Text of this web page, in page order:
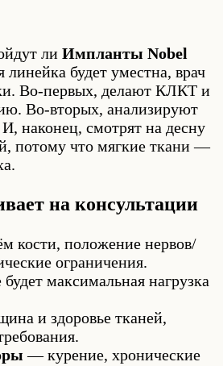
ли Импланты Nobel
будет уместна, врач
Во-первых, делают КЛКТ и
Во-вторых, анализируют
наконец, смотрят на десну
потому что мягкие ткани —
на консультации
кости, положение нервов/
ограничения.
максимальная нагрузка
и здоровье тканей,
— курение, хронические